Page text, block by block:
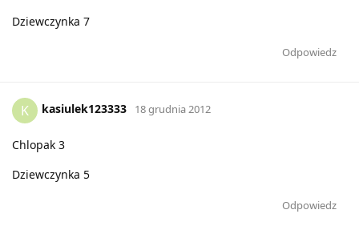
Dziewczynka 7
Odpowiedz
K kasiulek123333 18 grudnia 2012
Chlopak 3
Dziewczynka 5
Odpowiedz